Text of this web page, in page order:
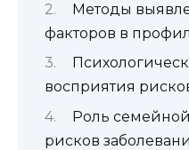
Методы
факторов в
восприятия
Роль
рисков